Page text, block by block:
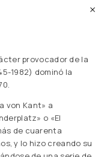
provocador de la
1982) dominó la
von Kant» a
o «El
de cuarenta
y lo hizo creando su